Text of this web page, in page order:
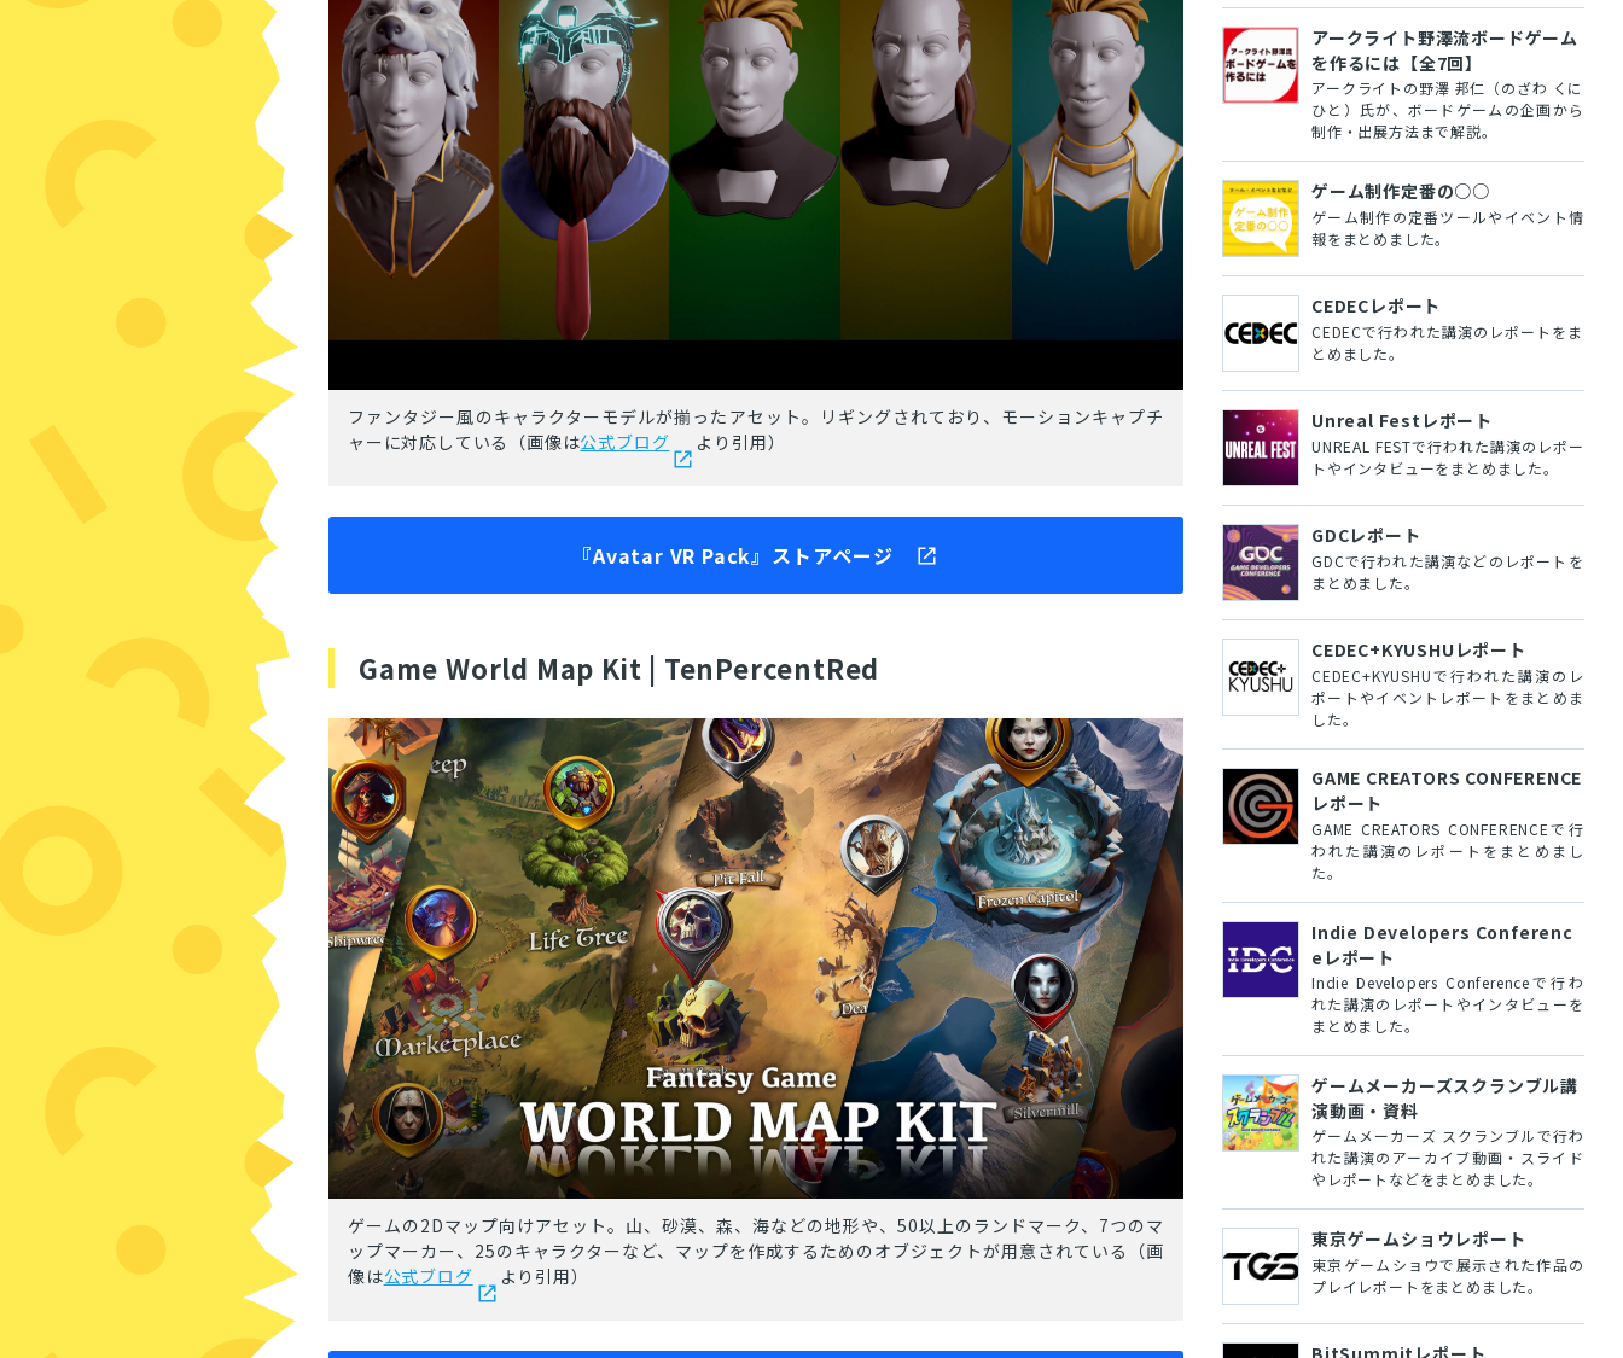
ファンタジー風のキャラクターモデルが揃ったアセット。リギングされており、モーションキャプチ
ャーに対応している（画像は公式ブログ より引用）
『Avatar VR Pack』ストアページ
Game World Map Kit | TenPercentRed
ゲームの2Dマップ向けアセット。山、砂漠、森、海などの地形や、50以上のランドマーク、7つのマ
ップマーカー、25のキャラクターなど、マップを作成するためのオブジェクトが用意されている（画
像は公式ブログ より引用）
アークライト野澤流ボードゲーム
を作るには【全7回】
アークライトの野澤 邦仁（のざわ くに
ひと）氏が、ボードゲームの企画から
制作・出展方法まで解説。
ゲーム制作定番の○○
ゲーム制作の定番ツールやイベント情
報をまとめました。
CEDECレポート
CEDECで行われた講演のレポートをま
とめました。
Unreal Festレポート
UNREAL FESTで行われた講演のレポー
トやインタビューをまとめました。
GDCレポート
GDCで行われた講演などのレポートを
まとめました。
CEDEC+KYUSHUレポート
CEDEC+KYUSHUで行われた講演のレ
ポートやイベントレポートをまとめま
した。
GAME CREATORS CONFERENCE
レポート
GAME CREATORS CONFERENCEで行
われた講演のレポートをまとめまし
た。
Indie Developers Conferenc
eレポート
Indie Developers Conferenceで行わ
れた講演のレポートやインタビューを
まとめました。
ゲームメーカーズスクランブル講
演動画・資料
ゲームメーカーズ スクランブルで行わ
れた講演のアーカイブ動画・スライド
やレポートなどをまとめました。
東京ゲームショウレポート
東京ゲームショウで展示された作品の
プレイレポートをまとめました。
BitSummitレポート